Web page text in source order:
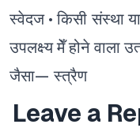
स्वेदज • किसी संस्था
उपलक्ष्य मेँ होने वाला
जैसा— स्त्रैण
Leave a